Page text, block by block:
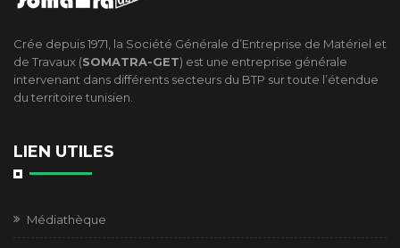
Crée depuis 1971, la Société Générale d’Entreprise de Matériel et
de Travaux (SOMATRA-GET) est une entreprise générale
intervenant dans différents secteurs du BTP sur toute l’étendue
du territoire tunisien.
LIEN UTILES
Médiathèque